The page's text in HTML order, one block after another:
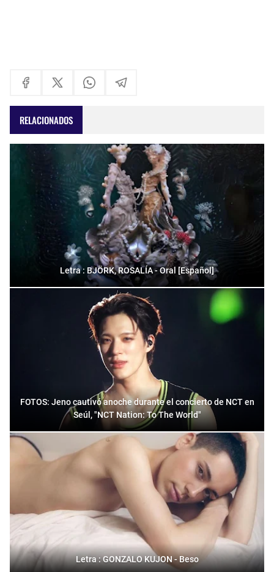
RELACIONADOS
Letra : BJÖRK, ROSALÍA - Oral [Español]
FOTOS: Jeno cautivó anoche durante el concierto de NCT en
Seúl, "NCT Nation: To The World"
Letra : GONZALO KUJON - Beso